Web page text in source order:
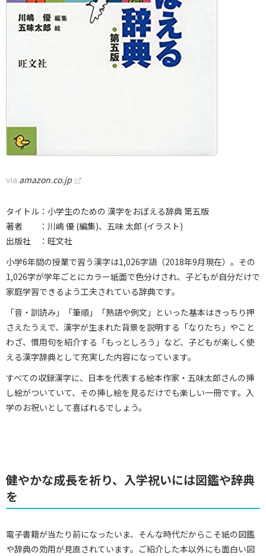
via amazon.co.jp
タイトル：小学生のための 漢字をおぼえる辞典 第五版
著者 ：川嶋 優 (編集)、五味 太郎 (イラスト)
出版社 ：旺文社
小学6年間の授業で習う漢字は1,026字語（2018年9月現在）。その
1,026字が学年ごとにカラー紙面で色分けされ、子どもが自分だけで
家庭学習できるよう工夫されている辞典です。
「音・訓読み」「筆順」「熟語や例文」といった基本はきっちり押
さえたうえで、漢字が生まれた背景を説明する「なりたち」やこと
わざ、慣用句を紹介する「もっとしろう」など、子どもが楽しく使
える漢字辞典として充実した内容になっています。
すべての収録漢字に、日本を代表する絵本作家・五味太郎さんの挿
し絵がついていて、その挿し絵を見るだけでも楽しい一冊です。入
学のお祝いとして喜ばれるでしょう。
健やかな成長を祈り、入学祝いには図鑑や辞典
を
電子書籍が当たり前になったいま、そんな時代だからこそ紙の図鑑
や辞典の効用が見直されています。ご紹介した本以外にも面白い図